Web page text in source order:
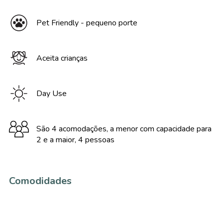
Pet Friendly - pequeno porte
Aceita crianças
Day Use
São 4 acomodações, a menor com capacidade para
2 e a maior, 4 pessoas
Comodidades